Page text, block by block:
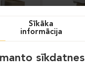
Biroja galdi
Sīkāka
informācija
sīkdatnes